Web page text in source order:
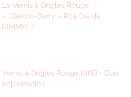
Le Vernis à Ongles Rouge
« Glaston-Berry » Rita Ora de
RIMMEL !
Vernis à Ongles Rouge KIKO + Duo
Improbable !